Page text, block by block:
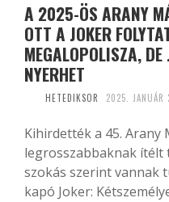
A 2025-ÖS ARANY
OTT A JOKER
MEGALOPOLISZA,
NYERHET
HETEDIKSOR 2025. JANUÁR
Kihirdették a 45. Arany
legrosszabbaknak
szokás szerint vannak
kapó Joker: